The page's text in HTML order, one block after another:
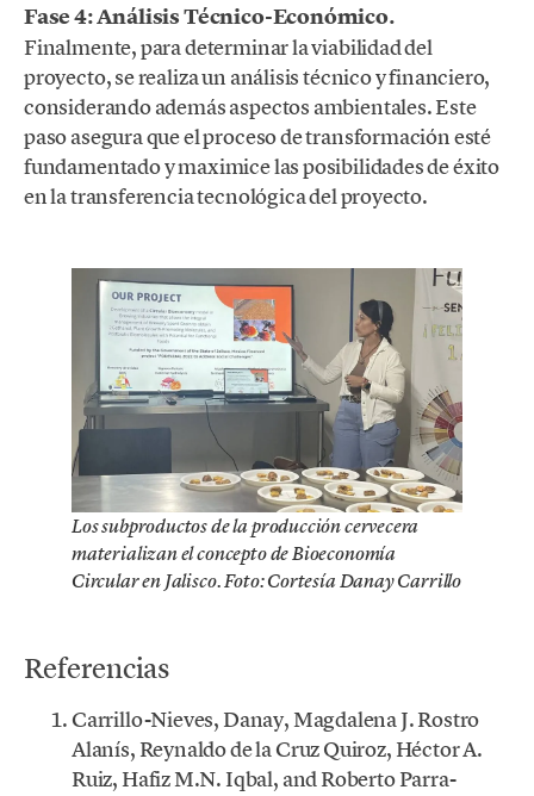
Fase 4:Análisis Técnico-Económico.
Finalmente, para determinar la viabilidad del
proyecto, se realiza un análisis técnico y financiero,
considerando además aspectos ambientales. Este
paso asegura que el proceso de transformación esté
fundamentado y maximice las posibilidades de éxito
en la transferencia tecnológica del proyecto.
Los subproductos de la producción cervecera
materializan el concepto de Bioeconomía
Circular en Jalisco. Foto: Cortesía Danay Carrillo
Referencias
Carrillo-Nieves, Danay, Magdalena J. Rostro
Alanís, Reynaldo de la Cruz Quiroz, Héctor A.
Ruiz, Hafiz M.N. Iqbal, and Roberto Parra-